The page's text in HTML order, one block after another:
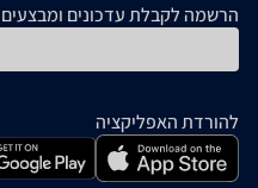
הרשמה לקבלת עדכונים ומבצעים
להורדת האפליקציה